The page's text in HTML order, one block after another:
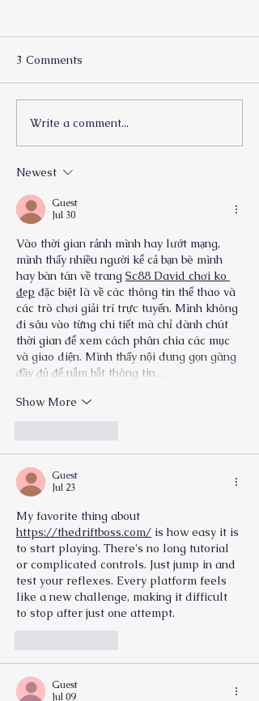
The Pianist and His
Cantor
3 Comments
Write a comment...
Newest
Guest
Jul 30
Vào thời gian rảnh mình hay lướt mạng,
mình thấy nhiều người kể cả bạn bè mình
hay bàn tán về trang Sc88 David chơi ko
đẹp đặc biệt là về các thông tin thể thao và
các trò chơi giải trí trực tuyến. Mình không
đi sâu vào từng chi tiết mà chỉ dành chút
thời gian để xem cách phân chia các mục
và giao diện. Mình thấy nội dung gọn gàng
đầy đủ để nắm bắt thông tin…
Show More
Guest
Jul 23
My favorite thing about
https://thedriftboss.com/ is how easy it is
to start playing. There's no long tutorial
or complicated controls. Just jump in and
test your reflexes. Every platform feels
like a new challenge, making it difficult
to stop after just one attempt.
Guest
Jul 09